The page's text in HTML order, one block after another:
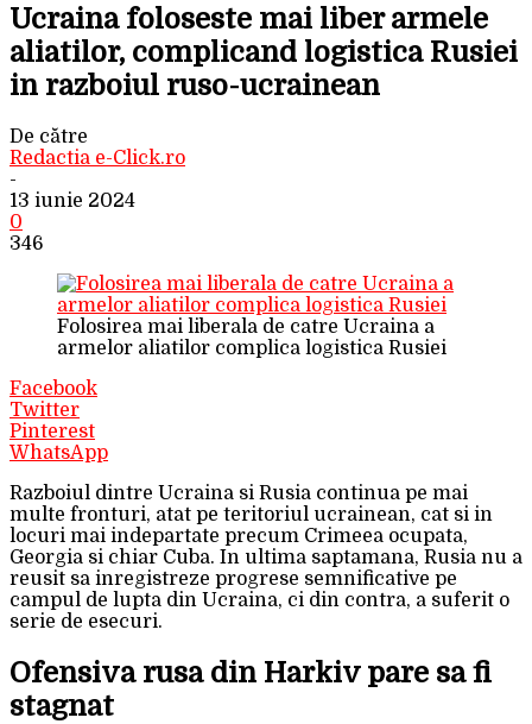
Ucraina foloseste mai liber armele
aliatilor, complicand logistica Rusiei
in razboiul ruso-ucrainean
De către
Redactia e-Click.ro
-
13 iunie 2024
0
346
Folosirea mai liberala de catre Ucraina a
armelor aliatilor complica logistica Rusiei
Facebook
Twitter
Pinterest
WhatsApp
Razboiul dintre Ucraina si Rusia continua pe mai
multe fronturi, atat pe teritoriul ucrainean, cat si in
locuri mai indepartate precum Crimeea ocupata,
Georgia si chiar Cuba. In ultima saptamana, Rusia nu a
reusit sa inregistreze progrese semnificative pe
campul de lupta din Ucraina, ci din contra, a suferit o
serie de esecuri.
Ofensiva rusa din Harkiv pare sa fi
stagnat